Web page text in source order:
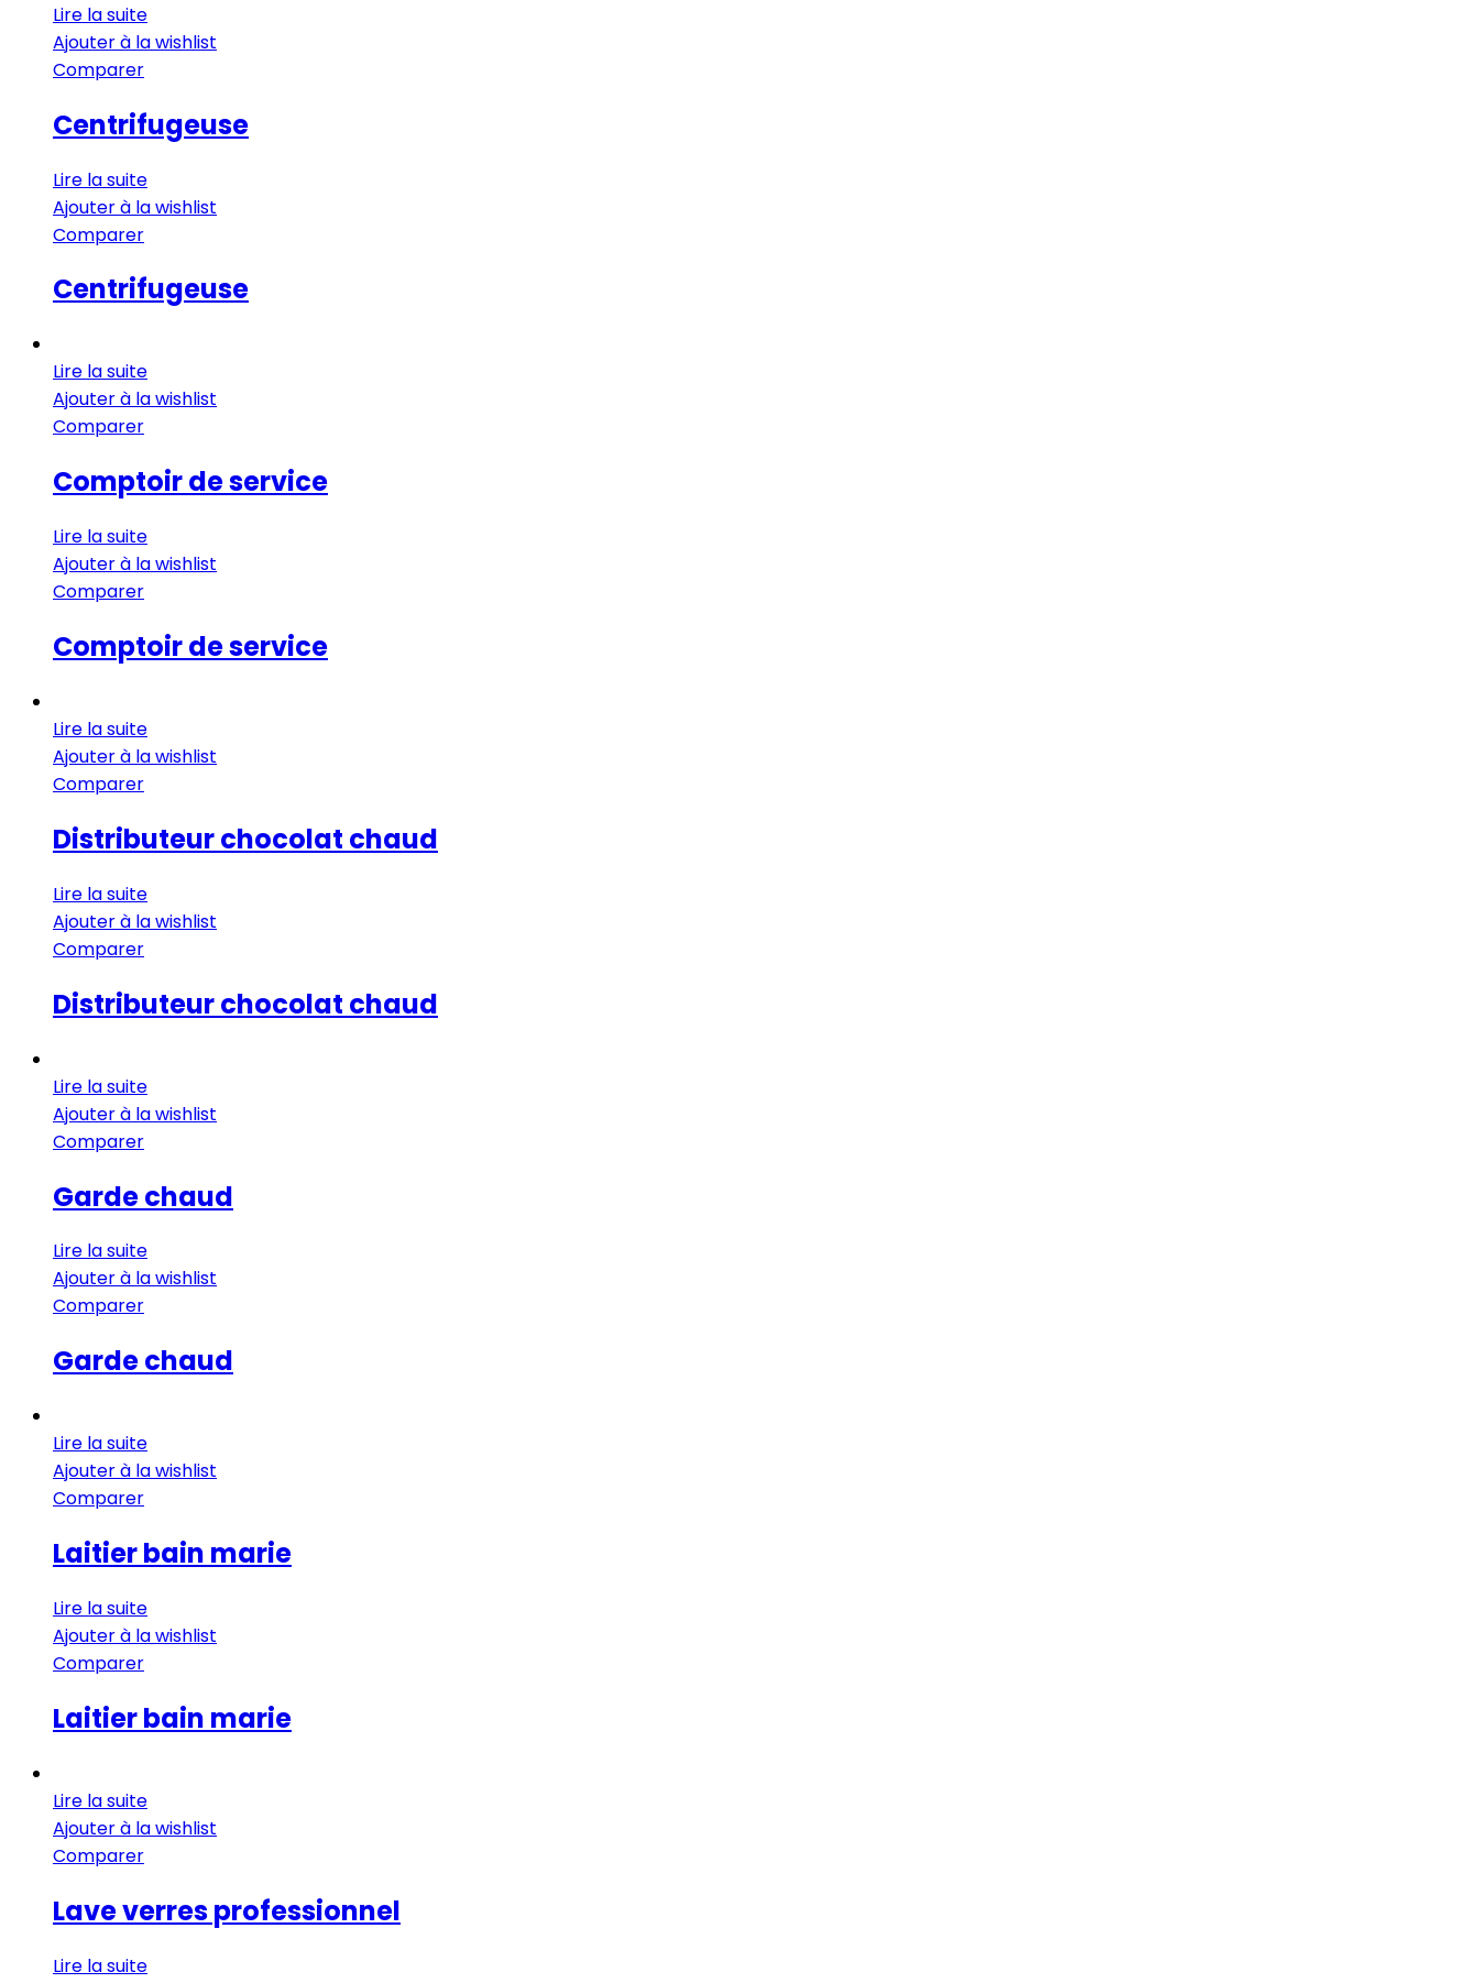
Lire la suite
Ajouter à la wishlist
Comparer
Centrifugeuse
Lire la suite
Ajouter à la wishlist
Comparer
Centrifugeuse
Lire la suite
Ajouter à la wishlist
Comparer
Comptoir de service
Lire la suite
Ajouter à la wishlist
Comparer
Comptoir de service
Lire la suite
Ajouter à la wishlist
Comparer
Distributeur chocolat chaud
Lire la suite
Ajouter à la wishlist
Comparer
Distributeur chocolat chaud
Lire la suite
Ajouter à la wishlist
Comparer
Garde chaud
Lire la suite
Ajouter à la wishlist
Comparer
Garde chaud
Lire la suite
Ajouter à la wishlist
Comparer
Laitier bain marie
Lire la suite
Ajouter à la wishlist
Comparer
Laitier bain marie
Lire la suite
Ajouter à la wishlist
Comparer
Lave verres professionnel
Lire la suite